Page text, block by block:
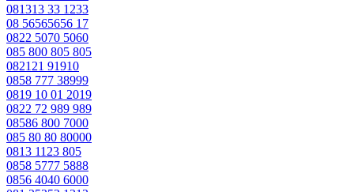
081313 33 1233
08 56565656 17
0822 5070 5060
085 800 805 805
082121 91910
0858 777 38999
0819 10 01 2019
0822 72 989 989
08586 800 7000
085 80 80 80000
0813 1123 805
0858 5777 5888
0856 4040 6000